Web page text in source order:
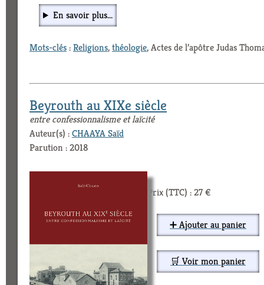
En savoir plus...
Mots-clés:Religions,théologie, Actes de l’apôtre Judas
Beyrouth au XIXe siècle
entre confessionnalisme et laïcité
Auteur(s) :CHAAYA Saïd
Parution : 2018
Prix (TTC) : 27 €
➕ Ajouter au panier
🛒 Voir mon panier